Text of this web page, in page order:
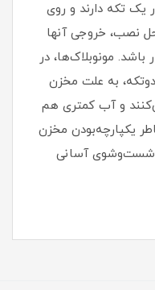
یک‌ تکه دارند و روی
نصب، خروجی آنها
مونوبلاک‌ها، در
به علت مخزن
و آب کمتری هم
یکپارچه‌بودن مخزن
شست‌وشوی آسانی